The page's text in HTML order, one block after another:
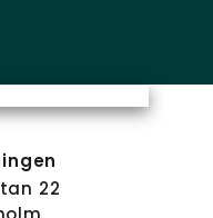
22